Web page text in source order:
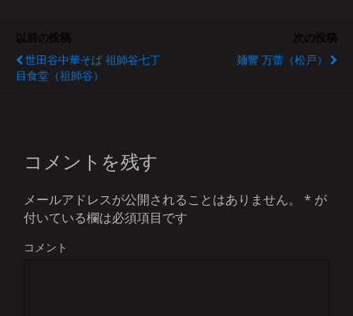
世田谷中華そば 祖師谷七丁
目食堂（祖師谷）
麺響 万蕾（松戸）
コメントを残す
メールアドレスが公開されることはありません。 * が
付いている欄は必須項目です
コメント